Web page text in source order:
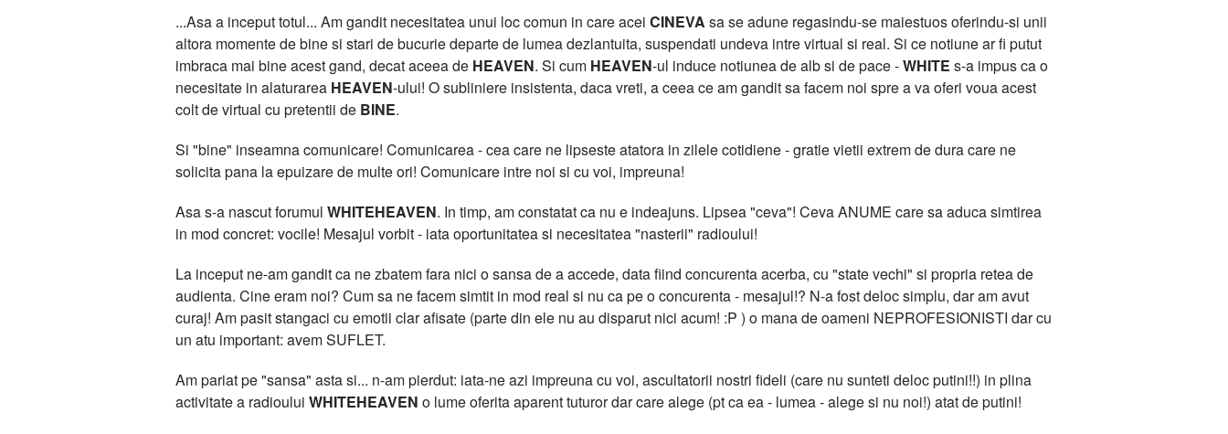
...Asa a inceput totul... Am gandit necesitatea unui loc comun in care acei CINEVA sa se adune regasindu-se maiestuos oferindu-si unii
altora momente de bine si stari de bucurie departe de lumea dezlantuita, suspendati undeva intre virtual si real. Si ce notiune ar fi putut
imbraca mai bine acest gand, decat aceea de HEAVEN. Si cum HEAVEN-ul induce notiunea de alb si de pace -WHITE s-a impus ca o
necesitate in alaturarea HEAVEN-ului! O subliniere insistenta, daca vreti, a ceea ce am gandit sa facem noi spre a va oferi voua acest
colt de virtual cu pretentii de BINE.
Si "bine" inseamna comunicare! Comunicarea - cea care ne lipseste atatora in zilele cotidiene - gratie vietii extrem de dura care ne
solicita pana la epuizare de multe ori! Comunicare intre noi si cu voi, impreuna!
Asa s-a nascut forumul WHITEHEAVEN. In timp, am constatat ca nu e indeajuns. Lipsea "ceva"! Ceva ANUME care sa aduca simtirea
in mod concret: vocile! Mesajul vorbit - iata oportunitatea si necesitatea "nasterii" radioului!
La inceput ne-am gandit ca ne zbatem fara nici o sansa de a accede, data fiind concurenta acerba, cu "state vechi" si propria retea de
audienta. Cine eram noi? Cum sa ne facem simtit in mod real si nu ca pe o concurenta - mesajul!? N-a fost deloc simplu, dar am avut
curaj! Am pasit stangaci cu emotii clar afisate (parte din ele nu au disparut nici acum! :P ) o mana de oameni NEPROFESIONISTI dar cu
un atu important: avem SUFLET.
Am pariat pe "sansa" asta si... n-am pierdut: iata-ne azi impreuna cu voi, ascultatorii nostri fideli (care nu sunteti deloc putini!!) in plina
activitate a radioului WHITEHEAVEN o lume oferita aparent tuturor dar care alege (pt ca ea - lumea - alege si nu noi!) atat de putini!